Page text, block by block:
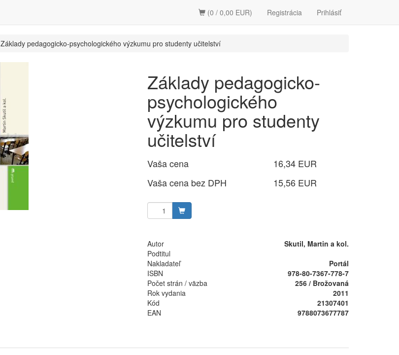
Registrácia Prihlásiť
(0 / 0,00 EUR)
Základy pedagogicko-psychologického výzkumu pro studenty učitelství
Základy pedagogicko-
psychologického
výzkumu pro studenty
učitelství
Vaša cena
16,34 EUR
Vaša cena bez DPH
15,56 EUR
Autor
Skutil, Martin a kol.
Podtitul
Nakladateľ
Portál
ISBN
978-80-7367-778-7
Počet strán / väzba
256 / Brožovaná
Rok vydania
2011
Kód
21307401
EAN
9788073677787